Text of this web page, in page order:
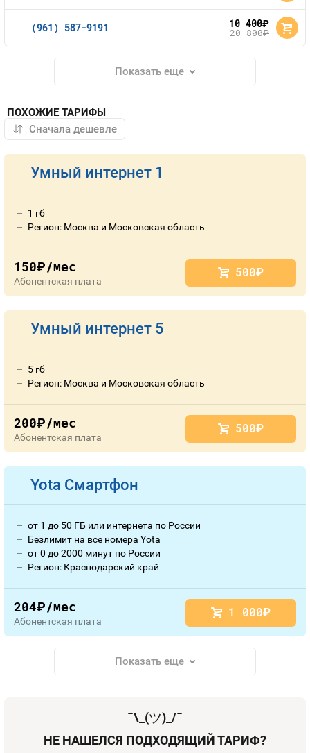
(961) 587-9191 10 400руб.
20 800руб.
Показать еще
ПОХОЖИЕ ТАРИФЫ
Умный интернет 1
1 гб
Регион: Москва и Московская область
150руб./мес
Абонентская плата
500руб.
Умный интернет 5
5 гб
Регион: Москва и Московская область
200руб./мес
Абонентская плата
500руб.
Yota Смартфон
от 1 до 50 ГБ или интернета по России
Безлимит на все номера Yota
от 0 до 2000 минут по России
Регион: Краснодарский край
204руб./мес
Абонентская плата
1 000руб.
Показать еще
¯\_(ツ)_/¯
НЕ НАШЕЛСЯ ПОДХОДЯЩИЙ ТАРИФ?